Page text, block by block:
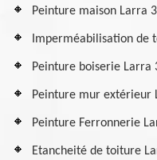
Peinture maison Larra
Imperméabilisation de
Peinture boiserie Larra
Peinture mur extérieur
Peinture Ferronnerie
Etancheité de toiture